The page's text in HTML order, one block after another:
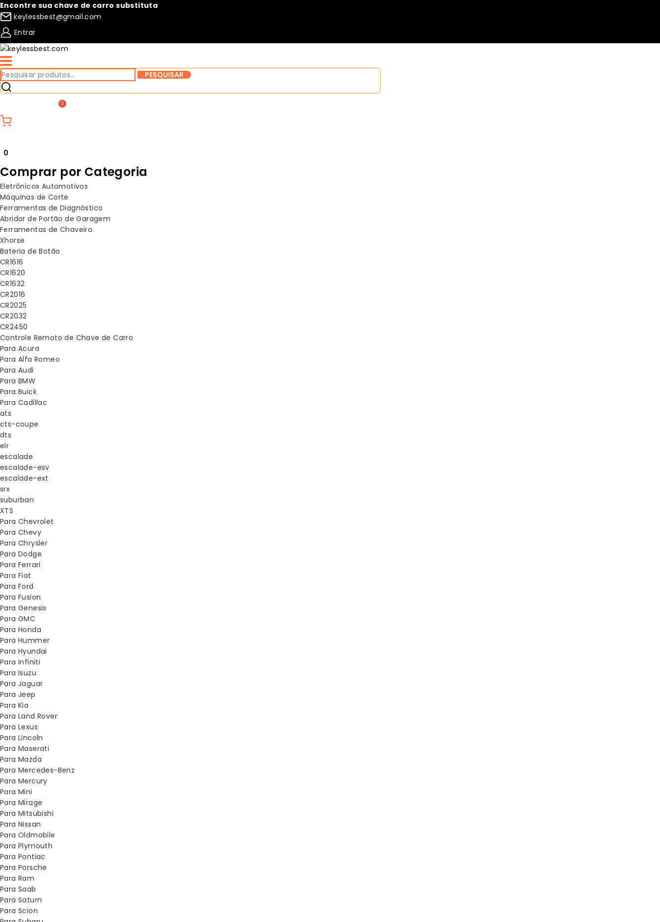
Pular
para
o
conteúdo
Encontre sua chave de carro substituta
keylessbest@gmail.com
Entrar
Pesquisar
por:
PESQUISAR
Lista de desejos
0
Comprar por Categoria
Eletrônicos Automotivos
Máquinas de Corte
Ferramentas de Diagnóstico
Abridor de Portão de Garagem
Ferramentas de Chaveiro
Xhorse
Bateria de Botão
CR1616
CR1620
CR1632
CR2016
CR2025
CR2032
CR2450
Controle Remoto de Chave de Carro
Para Acura
Para Alfa Romeo
Para Audi
Para BMW
Para Buick
Para Cadillac
ats
cts-coupe
dts
elr
escalade
escalade-esv
escalade-ext
srx
suburban
XTS
Para Chevrolet
Para Chevy
Para Chrysler
Para Dodge
Para Ferrari
Para Fiat
Para Ford
Para Fusion
Para Genesis
Para GMC
Para Honda
Para Hummer
Para Hyundai
Para Infiniti
Para Isuzu
Para Jaguar
Para Jeep
Para Kia
Para Land Rover
Para Lexus
Para Lincoln
Para Maserati
Para Mazda
Para Mercedes-Benz
Para Mercury
Para Mini
Para Mirage
Para Mitsubishi
Para Nissan
Para Oldmobile
Para Plymouth
Para Pontiac
Para Porsche
Para Ram
Para Saab
Para Saturn
Para Scion